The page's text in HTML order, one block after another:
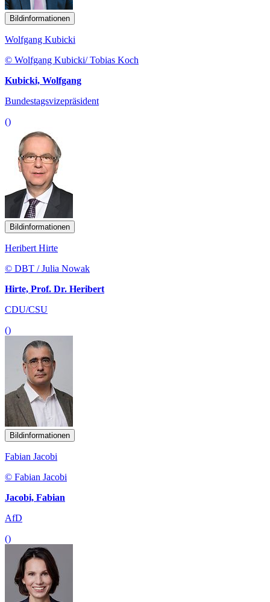
Bildinformationen
Wolfgang Kubicki
© Wolfgang Kubicki/ Tobias Koch
Kubicki, Wolfgang
Bundestagsvizepräsident
()
Bildinformationen
Heribert Hirte
© DBT / Julia Nowak
Hirte, Prof. Dr. Heribert
CDU/CSU
()
Bildinformationen
Fabian Jacobi
© Fabian Jacobi
Jacobi, Fabian
AfD
()